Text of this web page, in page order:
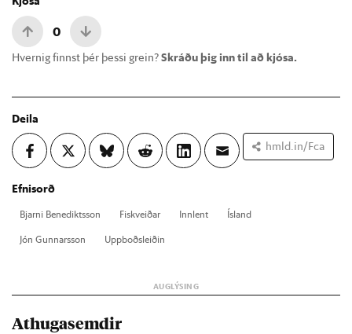
0
Hvernig finnst þér þessi grein?Skráðu þig inn til að kjósa.
Deila
hmld.in/Fca
Efnisorð
Bjarni Bene­dikts­son Fisk­veið­ar Inn­lent
Ís­land
Jón Gunn­ars­son
Upp­boðs­leið­in
Athugasemdir